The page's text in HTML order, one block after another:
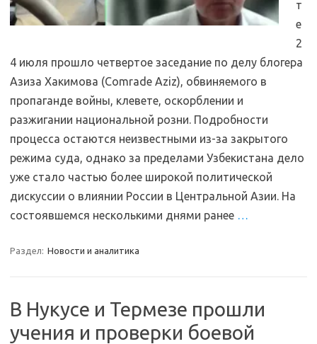
т
е
2
4 июля прошло четвертое заседание по делу блогера
Азиза Хакимова (Comrade Aziz), обвиняемого в
пропаганде войны, клевете, оскорблении и
разжигании национальной розни. Подробности
процесса остаются неизвестными из-за закрытого
режима суда, однако за пределами Узбекистана дело
уже стало частью более широкой политической
дискуссии о влиянии России в Центральной Азии. На
состоявшемся несколькими днями ранее …
Раздел: Новости и аналитика
В Нукусе и Термезе прошли
учения и проверки боевой